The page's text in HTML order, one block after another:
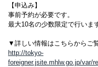
【申込み】
事前予約が必要です。
最大10名の少数限定で行いま
▼詳しい情報はこちらからご
http://tokyo-
foreigner.jsite.mhlw.go.jp/var/